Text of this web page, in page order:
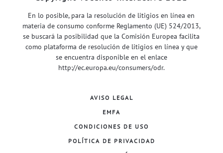
En lo posible, para la resolución de litigios en línea en
materia de consumo conforme Reglamento (UE) 524/2013,
se buscará la posibilidad que la Comisión Europea facilita
como plataforma de resolución de litigios en línea y que
se encuentra disponible en el enlace
http://ec.europa.eu/consumers/odr.
AVISO LEGAL
EMFA
CONDICIONES DE USO
POLÍTICA DE PRIVACIDAD